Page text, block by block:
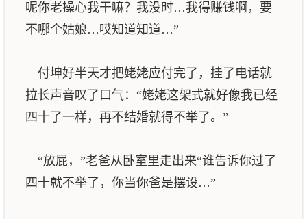
呢你老操心我干嘛？我没时…我得赚钱啊，要
不哪个姑娘…哎知道知道…”
付坤好半天才把姥姥应付完了，挂了电话就
拉长声音叹了口气：“姥姥这架式就好像我已经
四十了一样，再不结婚就得不举了。”
“放屁，”老爸从卧室里走出来“谁告诉你过了
四十就不举了，你当你爸是摆设…”